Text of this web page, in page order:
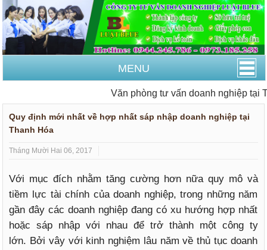
MENU
Văn phòng tư vấn doanh nghiệp tại
Quy định mới nhất về hợp nhất sáp nhập doanh nghiệp tại
Thanh Hóa
Tháng Mười Hai 06, 2017
Với mục đích nhằm tăng cường hơn nữa quy mô và
tiềm lực tài chính của doanh nghiệp, trong những năm
gần đây các doanh nghiệp đang có xu hướng hợp nhất
hoặc sáp nhập với nhau để trở thành một công ty
lớn. Bởi vây với kinh nghiệm lâu năm về thủ tục doanh